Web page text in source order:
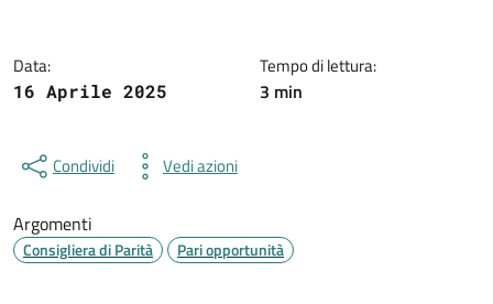
Data:
16 Aprile 2025
Tempo di lettura:
3 min
Condividi Vedi azioni
Argomenti
Consigliera di Parità Pari opportunità